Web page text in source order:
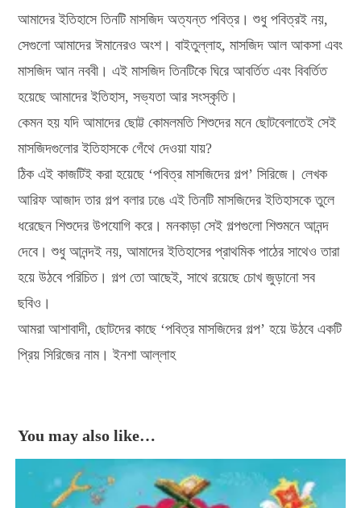
আমাদের ইতিহাসে তিনটি মাসজিদ অত্যন্ত পবিত্র। শুধু পবিত্রই নয়,
সেগুলো আমাদের ঈমানেরও অংশ। বাইতুল্লাহ, মাসজিদ আল আকসা এবং
মাসজিদ আন নববী। এই মাসজিদ তিনটিকে ঘিরে আবর্তিত এবং বিবর্তিত
হয়েছে আমাদের ইতিহাস, সভ্যতা আর সংস্কৃতি।
কেমন হয় যদি আমাদের ছোট্ট কোমলমতি শিশুদের মনে ছোটবেলাতেই সেই
মাসজিদগুলোর ইতিহাসকে গেঁথে দেওয়া যায়?
ঠিক এই কাজটিই করা হয়েছে ‘পবিত্র মাসজিদের গল্প’ সিরিজে। লেখক
আরিফ আজাদ তার গল্প বলার ঢঙে এই তিনটি মাসজিদের ইতিহাসকে তুলে
ধরেছেন শিশুদের উপযোগি করে। মনকাড়া সেই গল্পগুলো শিশুমনে আনন্দ
দেবে। শুধু আনন্দই নয়, আমাদের ইতিহাসের প্রাথমিক পাঠের সাথেও তারা
হয়ে উঠবে পরিচিত। গল্প তো আছেই, সাথে রয়েছে চোখ জুড়ানো সব
ছবিও।
আমরা আশাবাদী, ছোটদের কাছে ‘পবিত্র মাসজিদের গল্প’ হয়ে উঠবে একটি
প্রিয় সিরিজের নাম। ইনশা আল্লাহ
You may also like…